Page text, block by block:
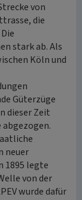
von
die
stark ab. Als
Köln und
Güterzüge
dieser Zeit
neuer
1895 legte
von der
wurde dafür